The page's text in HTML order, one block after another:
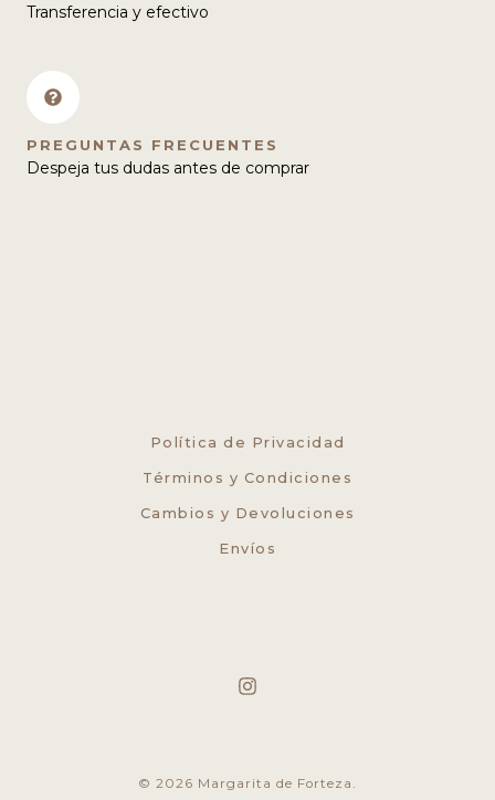
Transferencia y efectivo
PREGUNTAS FRECUENTES
Despeja tus dudas antes de comprar
Política de Privacidad
Términos y Condiciones
Cambios y Devoluciones
Envíos
© 2026 Margarita de Forteza.